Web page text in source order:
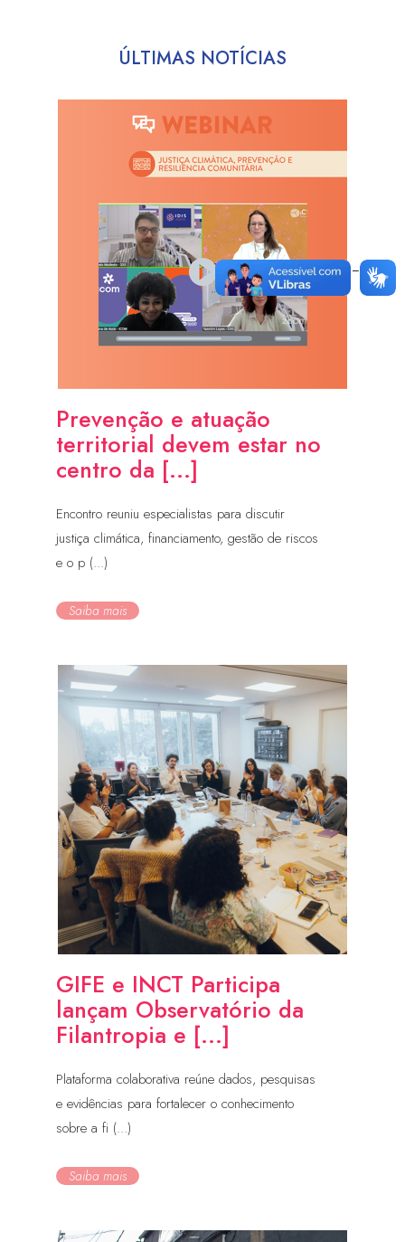
ÚLTIMAS NOTÍCIAS
Prevenção e atuação
territorial devem estar no
centro da [...]
Encontro reuniu especialistas para discutir
justiça climática, financiamento, gestão de riscos
e o p (...)
Saiba mais
GIFE e INCT Participa
lançam Observatório da
Filantropia e [...]
Plataforma colaborativa reúne dados, pesquisas
e evidências para fortalecer o conhecimento
sobre a fi (...)
Saiba mais